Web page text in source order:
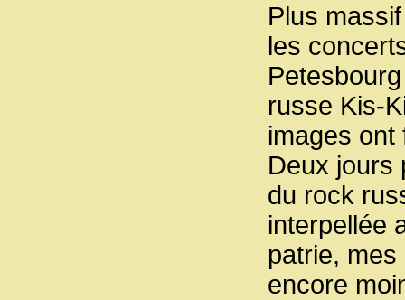
Plus
les
russe Kis-
images ont
Deux jours
du rock
interpellée
patrie, mes
encore